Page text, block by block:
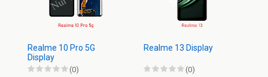
Realme 10 Pro 5G
Display
(0)
Realme 13 Display
(0)